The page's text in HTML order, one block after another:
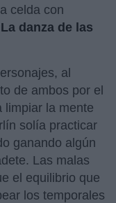
celda con
danza de las
al
de ambos por el
limpiar la mente
solía practicar
ganando algún
Las malas
el equilibrio que
los temporales